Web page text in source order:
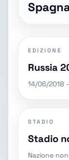
EDIZIONE
Russia
14/06/2018
STADIO
Stadio
Nazione